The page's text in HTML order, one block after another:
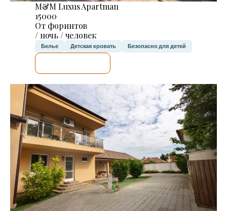
M&M Luxus Apartman
15000
От форинтов
/ ночь / человек
Белье Детская кровать Безопасно для детей